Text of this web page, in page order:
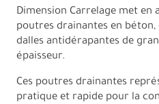
Dimension Carrelage met en
poutres drainantes en
dalles antidérapantes de
épaisseur.
Ces poutres drainantes
pratique et rapide pour la